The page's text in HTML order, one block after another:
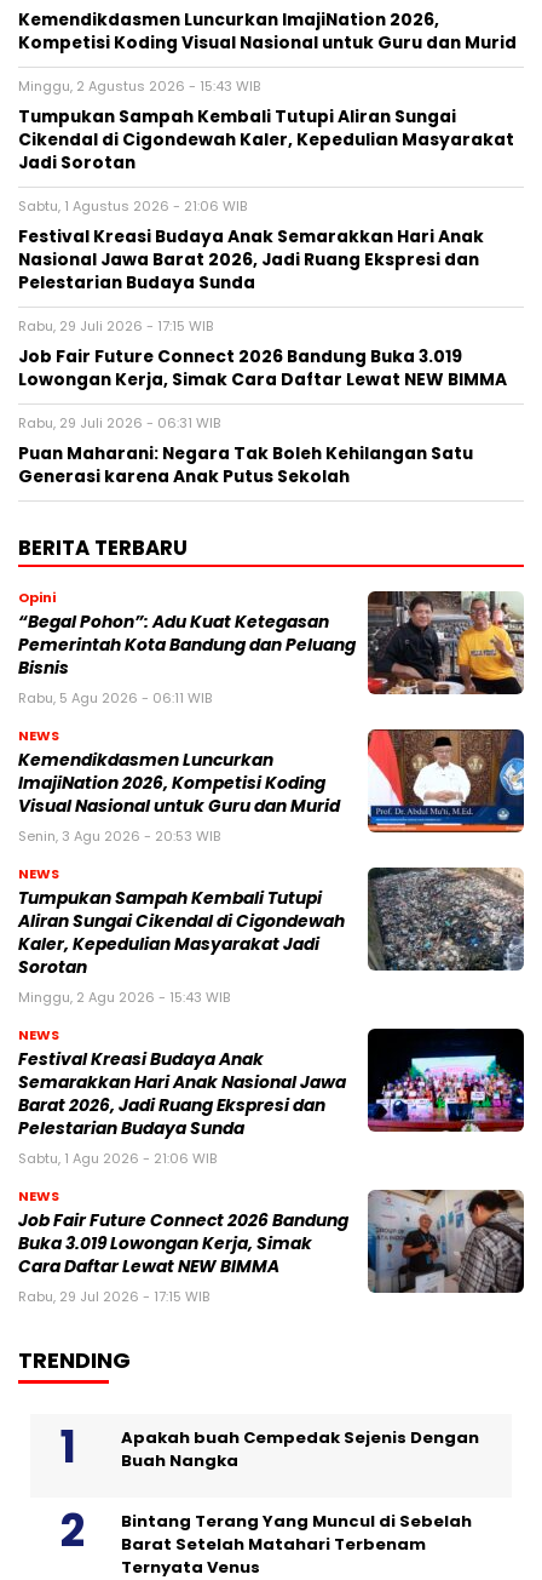
Kemendikdasmen Luncurkan ImajiNation 2026,
Kompetisi Koding Visual Nasional untuk Guru dan Murid
Minggu, 2 Agustus 2026 - 15:43 WIB
Tumpukan Sampah Kembali Tutupi Aliran Sungai
Cikendal di Cigondewah Kaler, Kepedulian Masyarakat
Jadi Sorotan
Sabtu, 1 Agustus 2026 - 21:06 WIB
Festival Kreasi Budaya Anak Semarakkan Hari Anak
Nasional Jawa Barat 2026, Jadi Ruang Ekspresi dan
Pelestarian Budaya Sunda
Rabu, 29 Juli 2026 - 17:15 WIB
Job Fair Future Connect 2026 Bandung Buka 3.019
Lowongan Kerja, Simak Cara Daftar Lewat NEW BIMMA
Rabu, 29 Juli 2026 - 06:31 WIB
Puan Maharani: Negara Tak Boleh Kehilangan Satu
Generasi karena Anak Putus Sekolah
BERITA TERBARU
Opini
“Begal Pohon”: Adu Kuat Ketegasan
Pemerintah Kota Bandung dan Peluang
Bisnis
Rabu, 5 Agu 2026 - 06:11 WIB
NEWS
Kemendikdasmen Luncurkan
ImajiNation 2026, Kompetisi Koding
Visual Nasional untuk Guru dan Murid
Senin, 3 Agu 2026 - 20:53 WIB
NEWS
Tumpukan Sampah Kembali Tutupi
Aliran Sungai Cikendal di Cigondewah
Kaler, Kepedulian Masyarakat Jadi
Sorotan
Minggu, 2 Agu 2026 - 15:43 WIB
NEWS
Festival Kreasi Budaya Anak
Semarakkan Hari Anak Nasional Jawa
Barat 2026, Jadi Ruang Ekspresi dan
Pelestarian Budaya Sunda
Sabtu, 1 Agu 2026 - 21:06 WIB
NEWS
Job Fair Future Connect 2026 Bandung
Buka 3.019 Lowongan Kerja, Simak
Cara Daftar Lewat NEW BIMMA
Rabu, 29 Jul 2026 - 17:15 WIB
TRENDING
Apakah buah Cempedak Sejenis Dengan
Buah Nangka
Bintang Terang Yang Muncul di Sebelah
Barat Setelah Matahari Terbenam
Ternyata Venus